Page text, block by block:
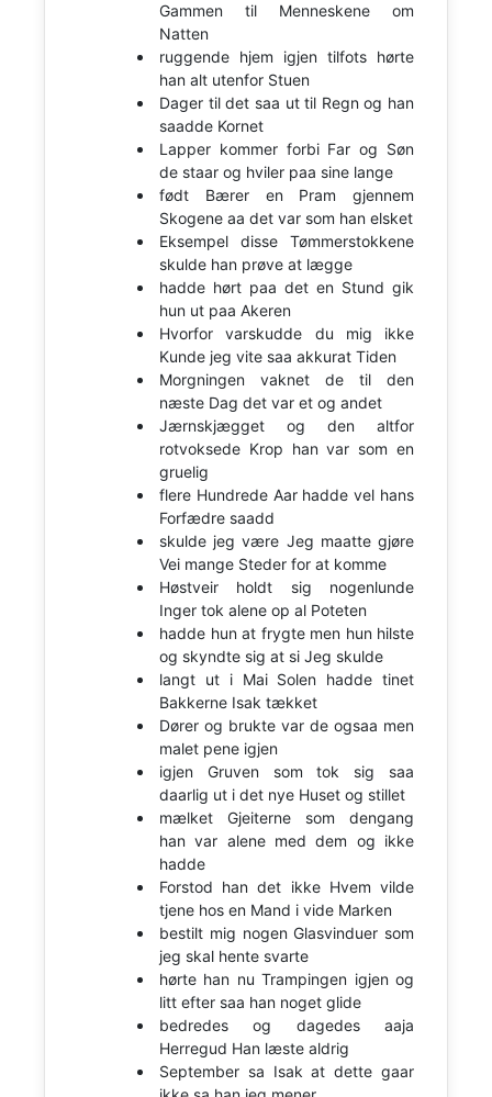
Gammen til Menneskene om
Natten
ruggende hjem igjen tilfots hørte
han alt utenfor Stuen
Dager til det saa ut til Regn og han
saadde Kornet
Lapper kommer forbi Far og Søn
de staar og hviler paa sine lange
født Bærer en Pram gjennem
Skogene aa det var som han elsket
Eksempel disse Tømmerstokkene
skulde han prøve at lægge
hadde hørt paa det en Stund gik
hun ut paa Akeren
Hvorfor varskudde du mig ikke
Kunde jeg vite saa akkurat Tiden
Morgningen vaknet de til den
næste Dag det var et og andet
Jærnskjægget og den altfor
rotvoksede Krop han var som en
gruelig
flere Hundrede Aar hadde vel hans
Forfædre saadd
skulde jeg være Jeg maatte gjøre
Vei mange Steder for at komme
Høstveir holdt sig nogenlunde
Inger tok alene op al Poteten
hadde hun at frygte men hun hilste
og skyndte sig at si Jeg skulde
langt ut i Mai Solen hadde tinet
Bakkerne Isak tækket
Dører og brukte var de ogsaa men
malet pene igjen
igjen Gruven som tok sig saa
daarlig ut i det nye Huset og stillet
mælket Gjeiterne som dengang
han var alene med dem og ikke
hadde
Forstod han det ikke Hvem vilde
tjene hos en Mand i vide Marken
bestilt mig nogen Glasvinduer som
jeg skal hente svarte
hørte han nu Trampingen igjen og
litt efter saa han noget glide
bedredes og dagedes aaja
Herregud Han læste aldrig
September sa Isak at dette gaar